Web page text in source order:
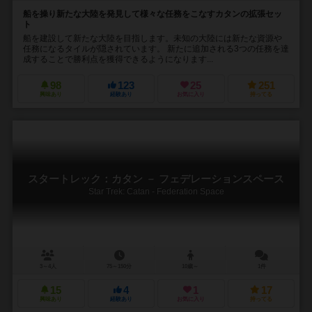
船を操り新たな大陸を発見して様々な任務をこなすカタンの拡張セッ
ト
船を建設して新たな大陸を目指します。未知の大陸には新たな資源や
任務になるタイルが隠されています。 新たに追加される3つの任務を達
成することで勝利点を獲得できるようになります...
98
興味あり
123
経験あり
25
お気に入り
251
持ってる
スタートレック：カタン － フェデレーションスペース
Star Trek: Catan - Federation Space
15
興味あり
4
経験あり
1
お気に入り
17
持ってる